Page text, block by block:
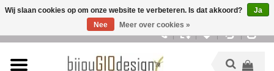
Wij slaan cookies op om onze website te verbeteren. Is dat akkoord?
Ja
Nee
Meer over cookies »